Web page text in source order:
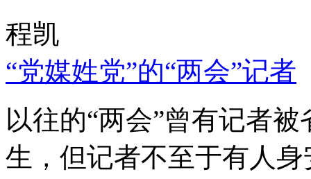
程凯
“党媒姓党”的“两会”记者
以往的“两会”曾有记者
生，但记者不至于有人